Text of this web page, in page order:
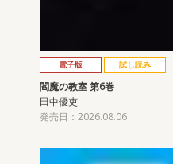
電子版 試し読み
閻魔の教室 第6巻
田中優吏
発売日：2026.08.06